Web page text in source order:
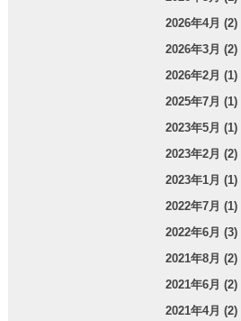
2026年4月 (2)
2026年3月 (2)
2026年2月 (1)
2025年7月 (1)
2023年5月 (1)
2023年2月 (2)
2023年1月 (1)
2022年7月 (1)
2022年6月 (3)
2021年8月 (2)
2021年6月 (2)
2021年4月 (2)